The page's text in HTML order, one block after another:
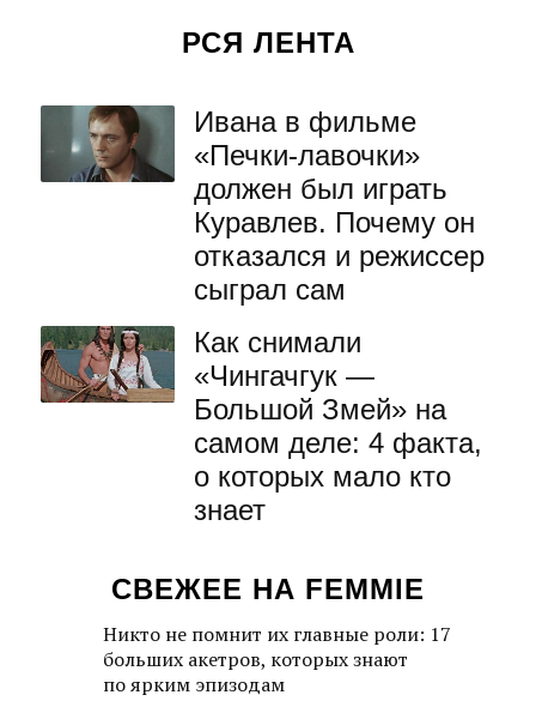
РСЯ ЛЕНТА
Ивана в фильме
«Печки-лавочки»
должен был играть
Куравлев. Почему он
отказался и режиссер
сыграл сам
Как снимали
«Чингачгук —
Большой Змей» на
самом деле: 4 факта,
о которых мало кто
знает
СВЕЖЕЕ НА FEMMIE
Никто не помнит их главные роли: 17
больших акетров, которых знают
по ярким эпизодам